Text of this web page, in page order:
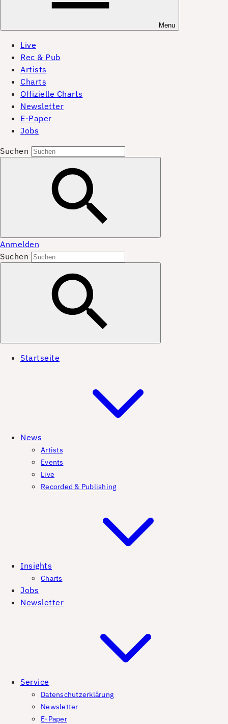
Menu
Live
Rec & Pub
Artists
Charts
Offizielle Charts
Newsletter
E-Paper
Jobs
Suchen
Anmelden
Suchen
Startseite
News
Artists
Events
Live
Recorded & Publishing
Insights
Charts
Jobs
Newsletter
Service
Datenschutzerklärung
Newsletter
E-Paper